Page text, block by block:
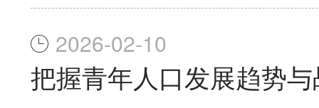
2026-02-10
把握青年人口发展趋势